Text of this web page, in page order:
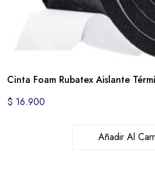
Cinta Foam Rubatex Aislante
$ 16.900
Añadir Al